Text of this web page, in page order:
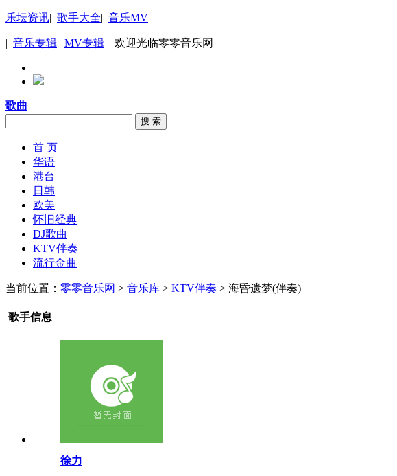
乐坛资讯| 歌手大全| 音乐MV
| 音乐专辑| MV专辑 | 欢迎光临零零音乐网
歌曲
搜 索
首 页
华语
港台
日韩
欧美
怀旧经典
DJ歌曲
KTV伴奏
流行金曲
当前位置： 零零音乐网 > 音乐库 > KTV伴奏 > 海昏遗梦(伴奏)
歌手信息
徐力